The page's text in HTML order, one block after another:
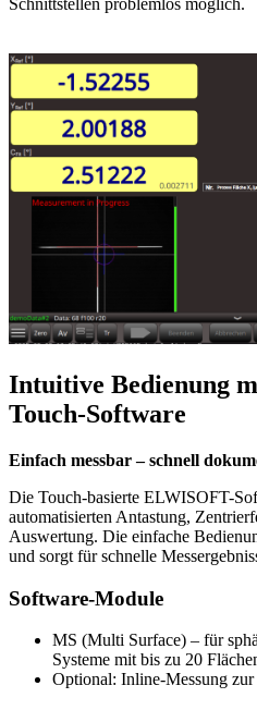
Intuitive Bedienung
Touch-Software
Einfach messbar – schnell
Die Touch-basierte ELWISOFT-
automatisierten Antastung,
Auswertung. Die einfache
und sorgt für schnelle
Software-Module
MS (Multi Surface) – für
Systeme mit bis zu 20
Optional: Inline-Messung zur